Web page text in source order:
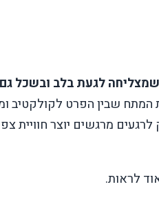
לגעת בלב ובשכל
שבין הפרט לקולקטיב
מרגשים יוצר חוויית
לראות.